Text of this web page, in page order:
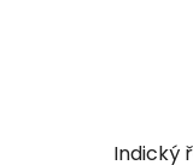
Indický